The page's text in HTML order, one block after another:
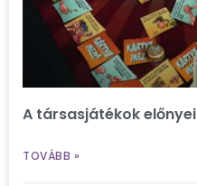
A társasjátékok előnyei
TOVÁBB »